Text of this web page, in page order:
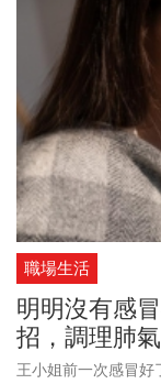
職場生活
明明沒有感
招，調理肺
王小姐前一次感冒